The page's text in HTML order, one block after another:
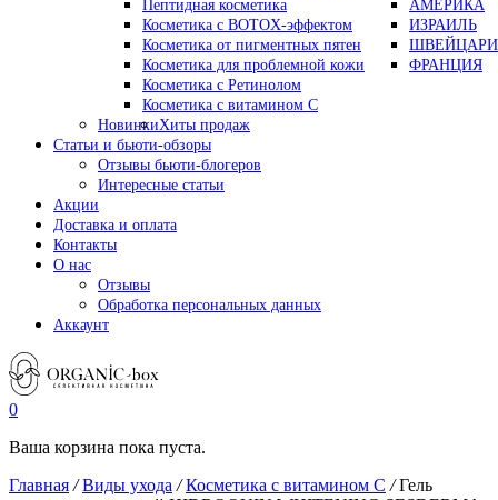
Пептидная косметика
Косметика с BOTOX-эффектом
Косметика от пигментных пятен
Косметика для проблемной кожи
Косметика с Ретинолом
Косметика с витамином С
АМЕРИКА
ИЗРАИЛЬ
ФРАНЦИЯ
НовинкиХиты продаж
Статьи и бьюти-обзоры
Отзывы бьюти-блогеров
Интересные статьи
Акции
Доставка и оплата
Контакты
О нас
Отзывы
Обработка персональных данных
Аккаунт
0
Ваша корзина пока пуста.
Главная /Виды ухода /Косметика с витамином С /Гель